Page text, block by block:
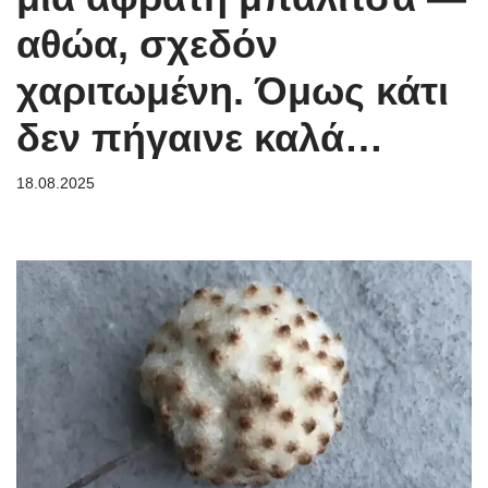
αθώα, σχεδόν
χαριτωμένη. Όμως κάτι
δεν πήγαινε καλά…
18.08.2025